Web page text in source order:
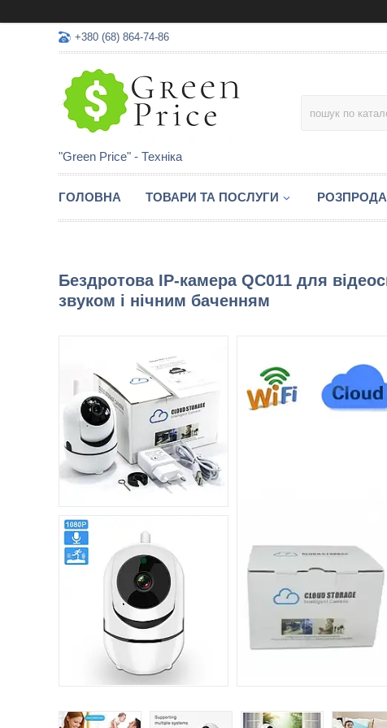
+380 (68) 864-74-86
"Green Price" - Техніка
ГОЛОВНА ТОВАРИ ТА ПОСЛУГИ
Бездротова IP-камера QC011 для
звуком і нічним баченням